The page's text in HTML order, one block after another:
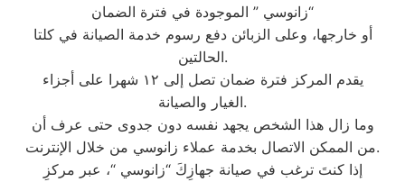
“زانوسي ” الموجودة في فترة الضمان
أو خارجها، وعلى الزبائن دفع رسوم خدمة الصيانة في كلتا
الحالتين.
يقدم المركز فترة ضمان تصل إلى ١٢ شهرا على أجزاء
الغيار والصيانة.
وما زال هذا الشخص يجهد نفسه دون جدوى حتى عرف أن
من الممكن الاتصال بخدمة عملاء زانوسي من خلال الإنترنت.
إذا كنتَ ترغب في صيانة جهازِكَ “زانوسي “، عبر مركزِ